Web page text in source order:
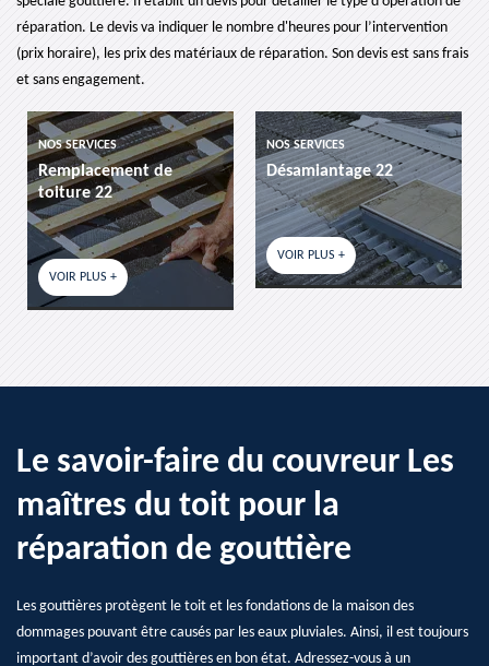
réparation. Le devis va indiquer le nombre d'heures pour l’intervention
(prix horaire), les prix des matériaux de réparation. Son devis est sans frais
et sans engagement.
NOS SERVICES
Remplacement de
toiture 22
VOIR PLUS +
NOS SERVICES
Désamiantage 22
VOIR PLUS +
Le savoir-faire du couvreur Les
maîtres du toit pour la
réparation de gouttière
Les gouttières protègent le toit et les fondations de la maison des
dommages pouvant être causés par les eaux pluviales. Ainsi, il est toujours
important d’avoir des gouttières en bon état. Adressez-vous à un